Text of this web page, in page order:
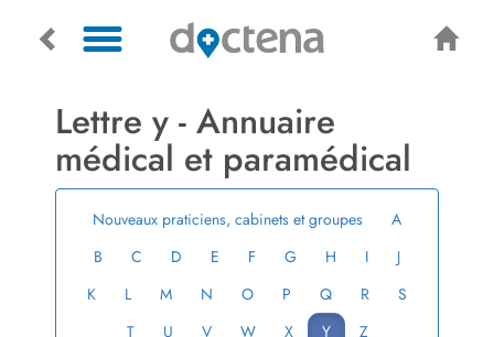
Lettre y ­- Annuaire
médical et paramédical
Nouveaux praticiens, cabinets et groupes
A
B
C D E F G H I
J
K
L M N O P Q R
S
T
U V W X Y Z